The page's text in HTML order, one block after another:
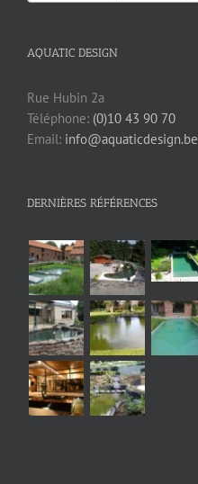
AQUATIC DESIGN
Rue Hubin 2a
Téléphone: (0)10 43 90 70
Email: info@aquaticdesign.be
DERNIÈRES RÉFÉRENCES